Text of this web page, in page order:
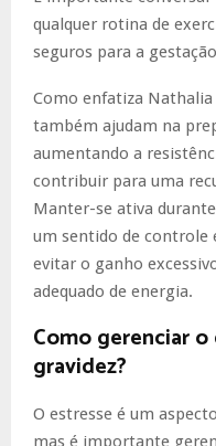
qualquer rotina de
seguros para a
Como enfatiza
também ajudam na
aumentando a
contribuir para uma
Manter-se ativa
um sentido de controle
evitar o ganho
adequado de energia.
Como gerenciar
gravidez?
O estresse é um
mas é importante